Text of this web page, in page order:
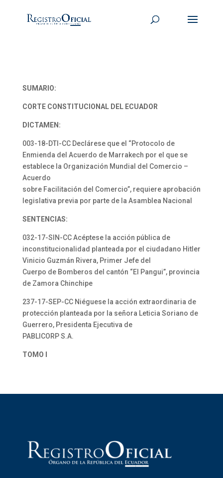
SUMARIO:
CORTE CONSTITUCIONAL DEL ECUADOR
DICTAMEN:
003-18-DTI-CC Declárese que el “Protocolo de
Enmienda del Acuerdo de Marrakech por el que se
establece la Organización Mundial del Comercio –
Acuerdo
sobre Facilitación del Comercio”, requiere aprobación
legislativa previa por parte de la Asamblea Nacional
SENTENCIAS:
032-17-SIN-CC Acéptese la acción pública de
inconstitucionalidad planteada por el ciudadano Hitler
Vinicio Guzmán Rivera, Primer Jefe del
Cuerpo de Bomberos del cantón “El Pangui”, provincia
de Zamora Chinchipe
237-17-SEP-CC Niéguese la acción extraordinaria de
protección planteada por la señora Leticia Soriano de
Guerrero, Presidenta Ejecutiva de
PABLICORP S.A.
TOMO I